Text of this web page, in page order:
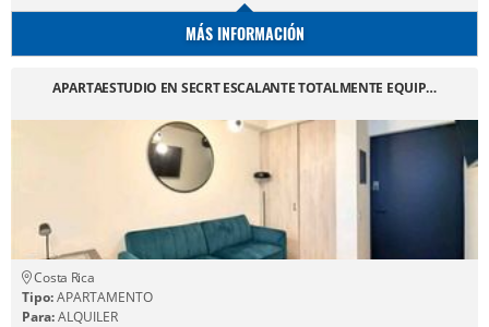
MÁS INFORMACIÓN
APARTAESTUDIO EN SECRT ESCALANTE TOTALMENTE EQUIP…
Costa Rica
Tipo:APARTAMENTO
Para:ALQUILER